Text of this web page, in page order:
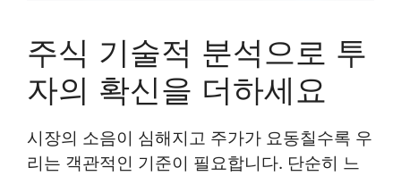
주식 기술적 분석으로 투
자의 확신을 더하세요
시장의 소음이 심해지고 주가가 요동칠수록 우
리는 객관적인 기준이 필요합니다. 단순히 느